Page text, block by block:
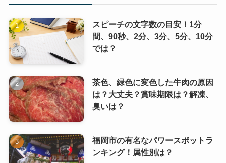
スピーチの文字数の目安！1分
間、90秒、2分、3分、5分、10分
では？
茶色、緑色に変色した牛肉の原因
は？大丈夫？賞味期限は？解凍、
臭いは？
福岡市の有名なパワースポットラ
ンキング！属性別は？